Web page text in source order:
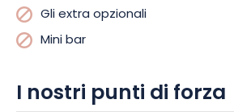
Gli extra opzionali
Mini bar
I nostri punti di forza